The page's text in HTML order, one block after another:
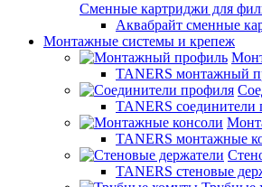
Сменные картриджи для
Аквабрайт сменные
Монтажные системы и крепеж
TANERS монтажный
TANERS соединители
TANERS монтажные
TANERS стеновые